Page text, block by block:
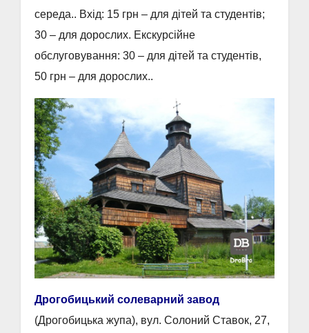
середа.. Вхід: 15 грн – для дітей та студентів;
30 – для дорослих. Екскурсійне
обслуговування: 30 – для дітей та студентів,
50 грн – для дорослих..
Дрогобицький солеварний завод
(Дрогобицька жупа), вул. Солоний Ставок, 27,